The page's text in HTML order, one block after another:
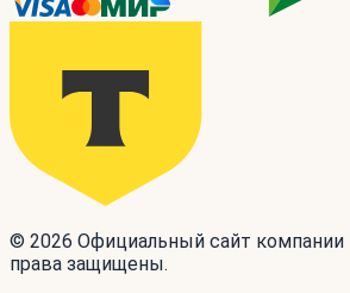
© 2026 Официальный сайт компании
права защищены.